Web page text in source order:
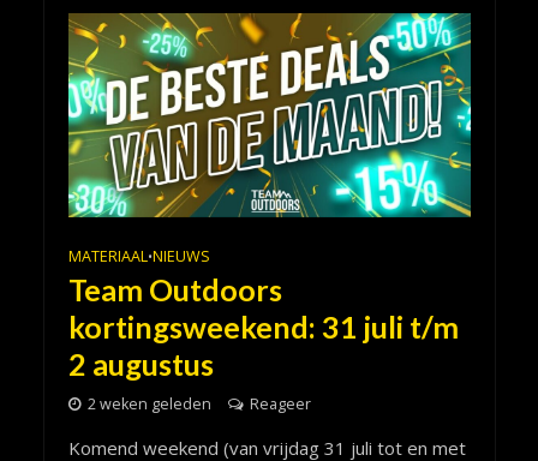
MATERIAAL•NIEUWS
Team Outdoors
kortingsweekend: 31 juli t/m
2 augustus
2 weken geleden Reageer
Komend weekend (van vrijdag 31 juli tot en met